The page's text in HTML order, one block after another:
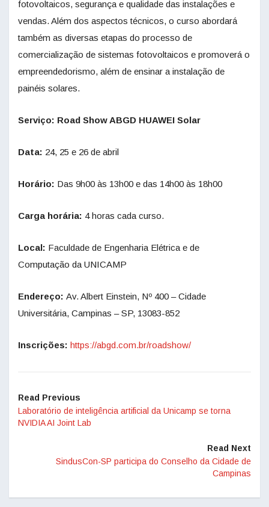
fotovoltaicos, segurança e qualidade das instalações e
vendas. Além dos aspectos técnicos, o curso abordará
também as diversas etapas do processo de
comercialização de sistemas fotovoltaicos e promoverá o
empreendedorismo, além de ensinar a instalação de
painéis solares.
Serviço: Road Show ABGD HUAWEI Solar
Data: 24, 25 e 26 de abril
Horário: Das 9h00 às 13h00 e das 14h00 às 18h00
Carga horária: 4 horas cada curso.
Local: Faculdade de Engenharia Elétrica e de
Computação da UNICAMP
Endereço: Av. Albert Einstein, Nº 400 – Cidade
Universitária, Campinas – SP, 13083-852
Inscrições: https://abgd.com.br/roadshow/
Read Previous
Laboratório de inteligência artificial da Unicamp se torna
NVIDIA AI Joint Lab
Read Next
SindusCon-SP participa do Conselho da Cidade de
Campinas